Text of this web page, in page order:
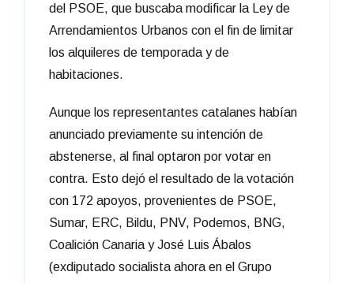
del PSOE, que buscaba modificar la Ley de
Arrendamientos Urbanos con el fin de limitar
los alquileres de temporada y de
habitaciones.
Aunque los representantes catalanes habían
anunciado previamente su intención de
abstenerse, al final optaron por votar en
contra. Esto dejó el resultado de la votación
con 172 apoyos, provenientes de PSOE,
Sumar, ERC, Bildu, PNV, Podemos, BNG,
Coalición Canaria y José Luis Ábalos
(exdiputado socialista ahora en el Grupo